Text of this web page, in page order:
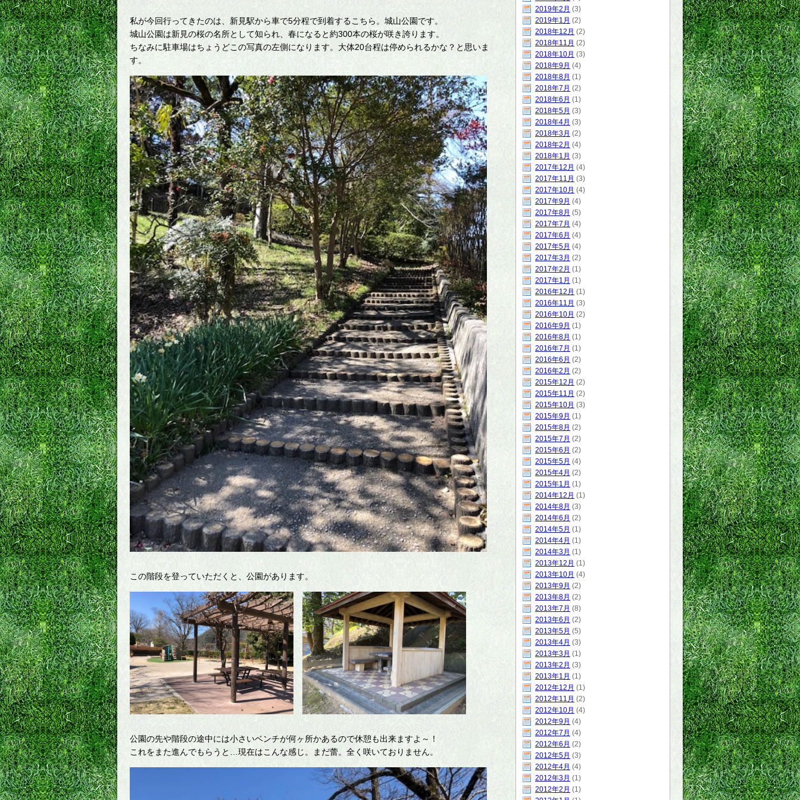
私が今回行ってきたのは、新見駅から車で5分程で到着するこちら。城山公園です。
城山公園は新見の桜の名所として知られ、春になると約300本の桜が咲き誇ります。
ちなみに駐車場はちょうどこの写真の左側になります。大体20台程は停められるかな？と思いま
す。
この階段を登っていただくと、公園があります。
公園の先や階段の途中には小さいベンチが何ヶ所かあるので休憩も出来ますよ～！
これをまた進んでもらうと…現在はこんな感じ。まだ蕾。全く咲いておりません。
2019年2月 (3)
2019年1月 (2)
2018年12月 (2)
2018年11月 (2)
2018年10月 (3)
2018年9月 (4)
2018年8月 (1)
2018年7月 (2)
2018年6月 (1)
2018年5月 (3)
2018年4月 (3)
2018年3月 (2)
2018年2月 (4)
2018年1月 (3)
2017年12月 (4)
2017年11月 (3)
2017年10月 (4)
2017年9月 (4)
2017年8月 (5)
2017年7月 (4)
2017年6月 (4)
2017年5月 (4)
2017年3月 (2)
2017年2月 (1)
2017年1月 (1)
2016年12月 (1)
2016年11月 (3)
2016年10月 (2)
2016年9月 (1)
2016年8月 (1)
2016年7月 (1)
2016年6月 (2)
2016年2月 (2)
2015年12月 (2)
2015年11月 (2)
2015年10月 (3)
2015年9月 (1)
2015年8月 (2)
2015年7月 (2)
2015年6月 (2)
2015年5月 (4)
2015年4月 (2)
2015年1月 (1)
2014年12月 (1)
2014年8月 (3)
2014年6月 (2)
2014年5月 (1)
2014年4月 (1)
2014年3月 (1)
2013年12月 (1)
2013年10月 (4)
2013年9月 (2)
2013年8月 (2)
2013年7月 (8)
2013年6月 (2)
2013年5月 (5)
2013年4月 (3)
2013年3月 (1)
2013年2月 (3)
2013年1月 (1)
2012年12月 (1)
2012年11月 (2)
2012年10月 (4)
2012年9月 (4)
2012年7月 (4)
2012年6月 (2)
2012年5月 (3)
2012年4月 (4)
2012年3月 (1)
2012年2月 (1)